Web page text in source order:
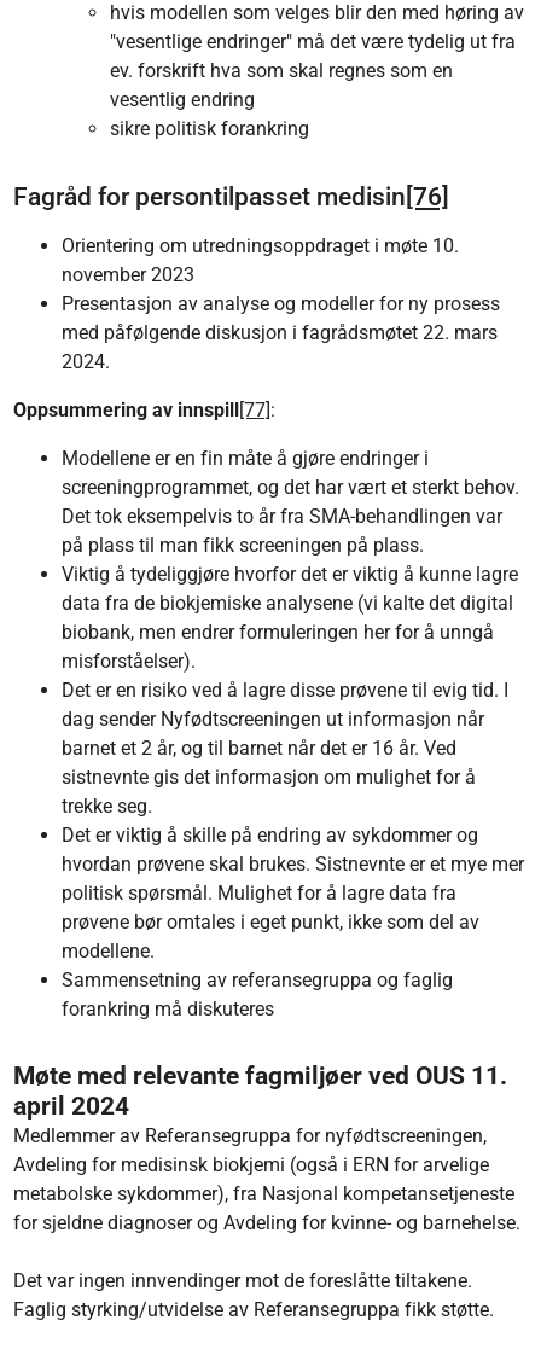
hvis modellen som velges blir den med høring av
"vesentlige endringer" må det være tydelig ut fra
ev. forskrift hva som skal regnes som en
vesentlig endring
sikre politisk forankring
Fagråd for persontilpasset medisin[76]
Orientering om utredningsoppdraget i møte 10.
november 2023
Presentasjon av analyse og modeller for ny prosess
med påfølgende diskusjon i fagrådsmøtet 22. mars
2024.
Oppsummering av innspill[77]:
Modellene er en fin måte å gjøre endringer i
screeningprogrammet, og det har vært et sterkt behov.
Det tok eksempelvis to år fra SMA-behandlingen var
på plass til man fikk screeningen på plass.
Viktig å tydeliggjøre hvorfor det er viktig å kunne lagre
data fra de biokjemiske analysene (vi kalte det digital
biobank, men endrer formuleringen her for å unngå
misforståelser).
Det er en risiko ved å lagre disse prøvene til evig tid. I
dag sender Nyfødtscreeningen ut informasjon når
barnet et 2 år, og til barnet når det er 16 år. Ved
sistnevnte gis det informasjon om mulighet for å
trekke seg.
Det er viktig å skille på endring av sykdommer og
hvordan prøvene skal brukes. Sistnevnte er et mye mer
politisk spørsmål. Mulighet for å lagre data fra
prøvene bør omtales i eget punkt, ikke som del av
modellene.
Sammensetning av referansegruppa og faglig
forankring må diskuteres
Møte med relevante fagmiljøer ved OUS 11.
april 2024
Medlemmer av Referansegruppa for nyfødtscreeningen,
Avdeling for medisinsk biokjemi (også i ERN for arvelige
metabolske sykdommer), fra Nasjonal kompetansetjeneste
for sjeldne diagnoser og Avdeling for kvinne- og barnehelse.
Det var ingen innvendinger mot de foreslåtte tiltakene.
Faglig styrking/utvidelse av Referansegruppa fikk støtte.